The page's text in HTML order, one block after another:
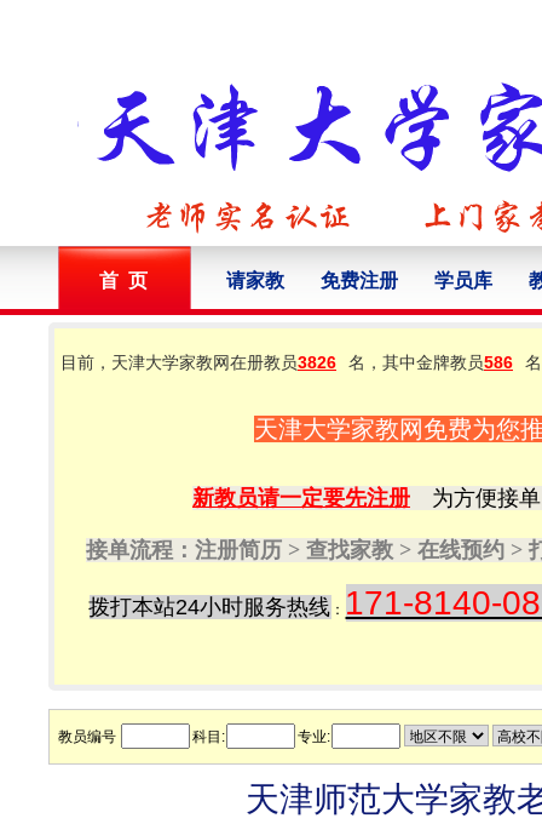
首 页 请家教 免费注册 学员库
目前，天津大学家教网在册教员3826 名，其中金牌教员586
天津大学家教网免费为您
新教员请一定要先注册 为方便接
接单流程：注册简历 > 查找家教 > 在线预约 >
拨打本站24小时服务热线 ： 171-8140-
教员编号 科目: 专业:
天津师范大学家教